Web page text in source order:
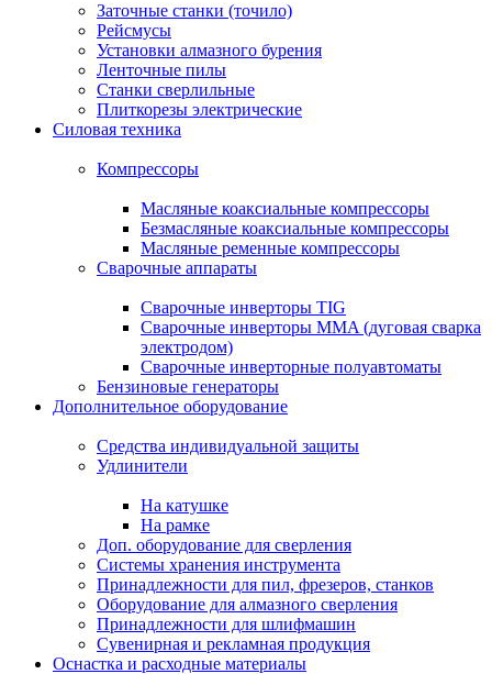
Заточные станки (точило)
Рейсмусы
Установки алмазного бурения
Ленточные пилы
Станки сверлильные
Плиткорезы электрические
Силовая техника
Компрессоры
Масляные коаксиальные компрессоры
Безмасляные коаксиальные компрессоры
Масляные ременные компрессоры
Сварочные аппараты
Сварочные инверторы TIG
Сварочные инверторы MMA (дуговая сварка
электродом)
Сварочные инверторные полуавтоматы
Бензиновые генераторы
Дополнительное оборудование
Средства индивидуальной защиты
Удлинители
На катушке
На рамке
Доп. оборудование для сверления
Системы хранения инструмента
Принадлежности для пил, фрезеров, станков
Оборудование для алмазного сверления
Принадлежности для шлифмашин
Сувенирная и рекламная продукция
Оснастка и расходные материалы